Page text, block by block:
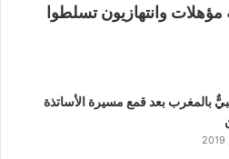
وانتهازيون تسلطوا
بعد قمع مسيرة الأساتذة